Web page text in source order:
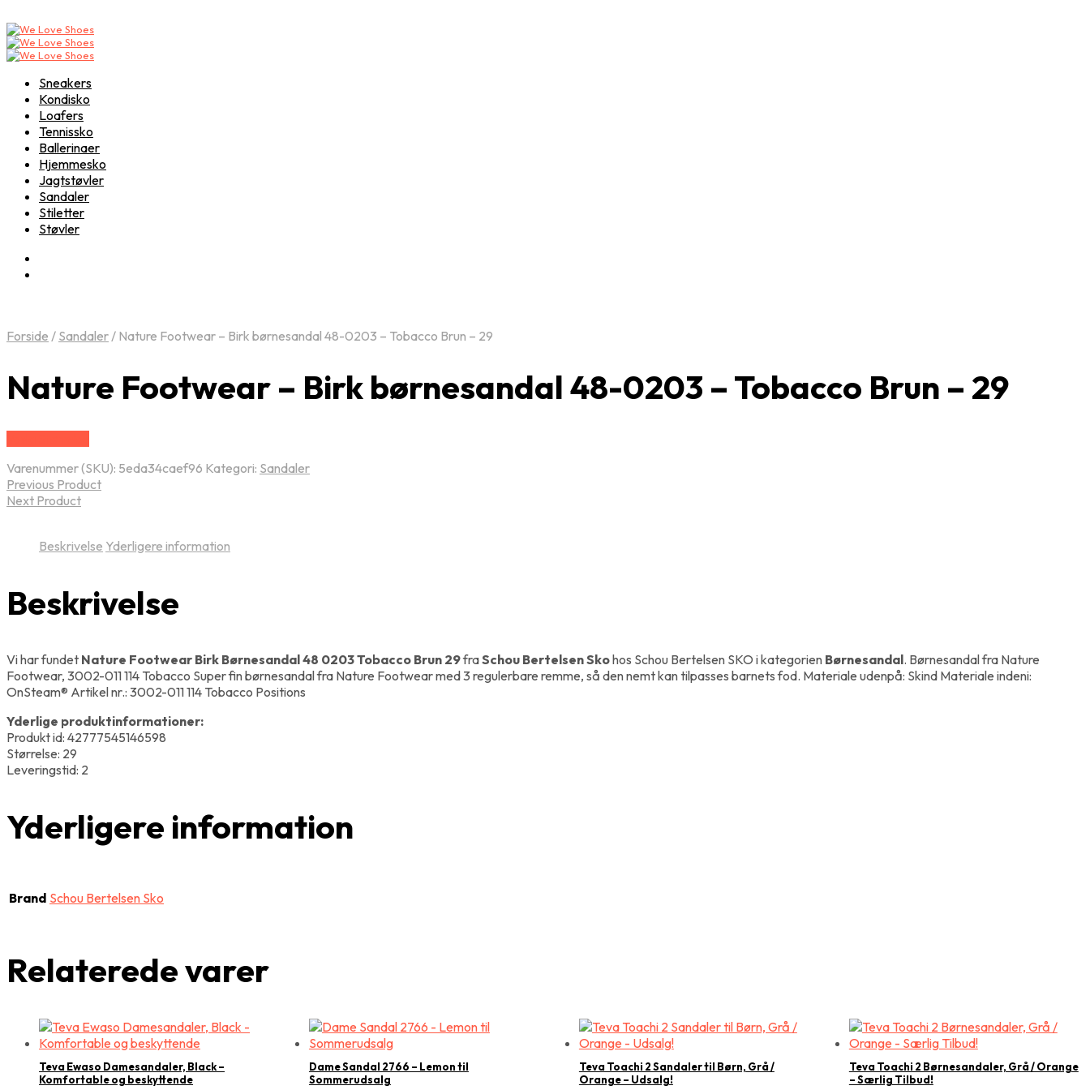
Sneakers
Kondisko
Loafers
Tennissko
Ballerinaer
Hjemmesko
Jagtstøvler
Sandaler
Stiletter
Støvler
Forside / Sandaler/ Nature Footwear – Birk børnesandal 48-0203 – Tobacco Brun – 29
Nature Footwear – Birk børnesandal 48-0203 – Tobacco Brun – 29
Varenummer (SKU): 5eda34caef96 Kategori: Sandaler
Previous Product
Next Product
Beskrivelse Yderligere information
Beskrivelse
Vi har fundet Nature Footwear Birk Børnesandal 48 0203 Tobacco Brun 29fraSchou Bertelsen Skohos Schou Bertelsen SKO i kategorien Børnesandal. Børnesandal fra Nature
Footwear, 3002-011 114 Tobacco Super fin børnesandal fra Nature Footwear med 3 regulerbare remme, så den nemt kan tilpasses barnets fod. Materiale udenpå: Skind Materiale indeni:
OnSteam® Artikel nr.: 3002-011 114 Tobacco Positions
Yderlige produktinformationer:
Produkt id: 42777545146598
Størrelse: 29
Leveringstid: 2
Yderligere information
Brand Schou Bertelsen Sko
Relaterede varer
Teva Ewaso Damesandaler, Black –
Komfortable og beskyttende
Dame Sandal 2766 – Lemon til
Sommerudsalg
Teva Toachi 2 Sandaler til Børn, Grå /
Orange – Udsalg!
Teva Toachi 2 Børnesandaler, Grå / Orange
– Særlig Tilbud!